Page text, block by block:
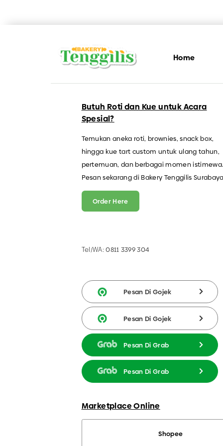
Home
Butuh Roti dan Kue untuk Acara
Spesial?
Temukan aneka roti, brownies, snack box,
hingga kue tart custom untuk ulang tahun,
pertemuan, dan berbagai momen istimewa.
Pesan sekarang di Bakery Tenggilis
Order Here
Tel/WA: 0811 3399 304
Pesan Di Gojek
Pesan Di Gojek
Pesan Di Grab
Pesan Di Grab
Marketplace Online
Shopee